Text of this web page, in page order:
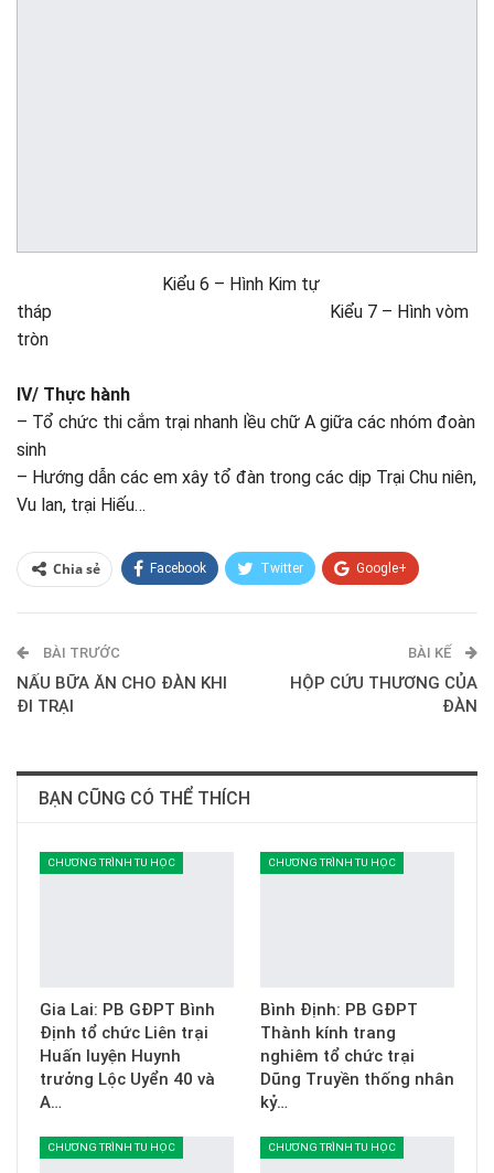
Kiểu 6 – Hình Kim tự
tháp Kiểu 7 – Hình vòm
tròn
IV/ Thực hành
– Tổ chức thi cắm trại nhanh lều chữ A giữa các nhóm đoàn
sinh
– Hướng dẫn các em xây tổ đàn trong các dịp Trại Chu niên,
Vu lan, trại Hiếu…
Chia sẻ Facebook Twitter Google+
E-mail
BÀI TRƯỚC
NẤU BỮA ĂN CHO ĐÀN KHI
ĐI TRẠI
BÀI KẾ
HỘP CỨU THƯƠNG CỦA
ĐÀN
BẠN CŨNG CÓ THỂ THÍCH
CHƯƠNG TRÌNH TU HỌC
Gia Lai: PB GĐPT Bình
Định tổ chức Liên trại
Huấn luyện Huynh
trưởng Lộc Uyển 40 và
A…
CHƯƠNG TRÌNH TU HỌC
Bình Định: PB GĐPT
Thành kính trang
nghiêm tổ chức trại
Dũng Truyền thống nhân
kỷ…
CHƯƠNG TRÌNH TU HỌC CHƯƠNG TRÌNH TU HỌC